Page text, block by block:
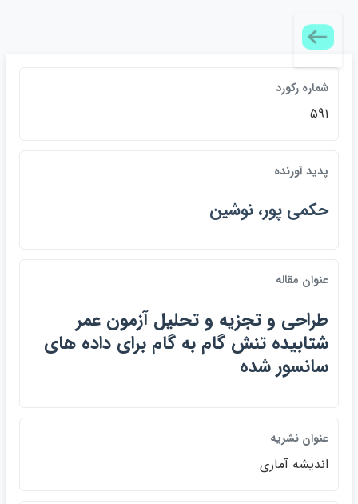
شماره ركورد
591
پديد آورنده
حكمي پور، نوشين
عنوان مقاله
طراحي و تجزيه و تحليل آزمون عمر
شتابيده تنش گام به گام براي داده هاي
سانسور شده
عنوان نشريه
انديشه آماري